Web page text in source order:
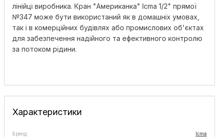
лінійці виробника. Кран "Американка" Icma 1/2" прямої
№347 може бути використаний як в домашніх умовах,
так і в комерційних будівлях або промислових об'єктах
для забезпечення надійного та ефективного контролю
за потоком рідини.
Характеристики
Бренд Icma